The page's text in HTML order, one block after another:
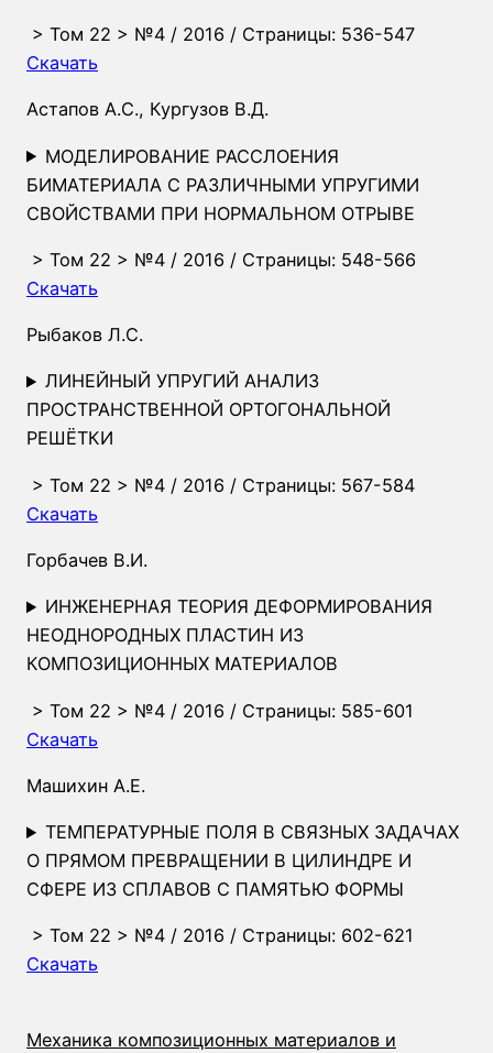
> Том 22 > №4 / 2016 / Страницы: 536-547
Скачать
Астапов А.С., Кургузов В.Д.
МОДЕЛИРОВАНИЕ РАССЛОЕНИЯ
БИМАТЕРИАЛА С РАЗЛИЧНЫМИ УПРУГИМИ
СВОЙСТВАМИ ПРИ НОРМАЛЬНОМ ОТРЫВЕ
> Том 22 > №4 / 2016 / Страницы: 548-566
Скачать
Рыбаков Л.С.
ЛИНЕЙНЫЙ УПРУГИЙ АНАЛИЗ
ПРОСТРАНСТВЕННОЙ ОРТОГОНАЛЬНОЙ
РЕШЁТКИ
> Том 22 > №4 / 2016 / Страницы: 567-584
Скачать
Горбачев В.И.
ИНЖЕНЕРНАЯ ТЕОРИЯ ДЕФОРМИРОВАНИЯ
НЕОДНОРОДНЫХ ПЛАСТИН ИЗ
КОМПОЗИЦИОННЫХ МАТЕРИАЛОВ
> Том 22 > №4 / 2016 / Страницы: 585-601
Скачать
Машихин А.Е.
ТЕМПЕРАТУРНЫЕ ПОЛЯ В СВЯЗНЫХ ЗАДАЧАХ
О ПРЯМОМ ПРЕВРАЩЕНИИ В ЦИЛИНДРЕ И
СФЕРЕ ИЗ СПЛАВОВ С ПАМЯТЬЮ ФОРМЫ
> Том 22 > №4 / 2016 / Страницы: 602-621
Скачать
Механика композиционных материалов и